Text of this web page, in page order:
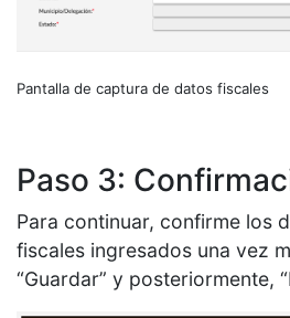
Pantalla de captura de datos fiscales
Paso 3:
Para continuar, confirme los
fiscales ingresados una vez
“Guardar” y posteriormente,